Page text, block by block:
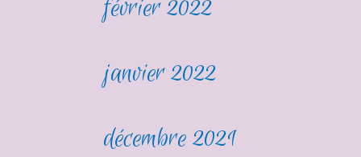
février 2022
janvier 2022
décembre 2021